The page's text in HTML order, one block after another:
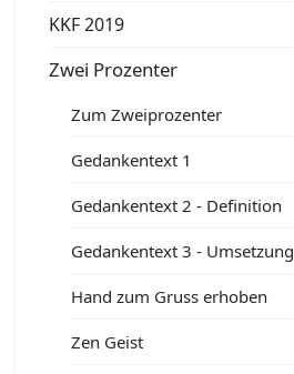
KKF 2019
Zwei Prozenter
Zum Zweiprozenter
Gedankentext 1
Gedankentext 2 - Definition
Gedankentext 3 - Umsetzung
Hand zum Gruss erhoben
Zen Geist